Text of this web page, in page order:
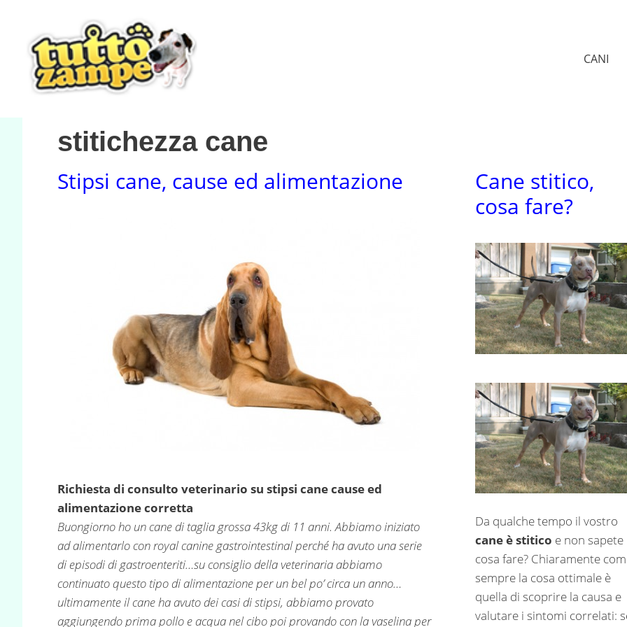
contenuto
CANI
stitichezza cane
Stipsi cane, cause ed alimentazione
Richiesta di consulto veterinario su stipsi cane cause ed
alimentazione corretta
Buongiorno ho un cane di taglia grossa 43kg di 11 anni. Abbiamo iniziato
ad alimentarlo con royal canine gastrointestinal perché ha avuto una serie
di episodi di gastroenteriti…su consiglio della veterinaria abbiamo
continuato questo tipo di alimentazione per un bel po’ circa un anno…
ultimamente il cane ha avuto dei casi di stipsi, abbiamo provato
aggiungendo prima pollo e acqua nel cibo poi provando con la vaselina per
Cane stitico,
cosa fare?
Da qualche tempo il vostro
cane è stitico e non sapete
cosa fare? Chiaramente
sempre la cosa ottimale è
quella di scoprire la causa e
valutare i sintomi correlati: